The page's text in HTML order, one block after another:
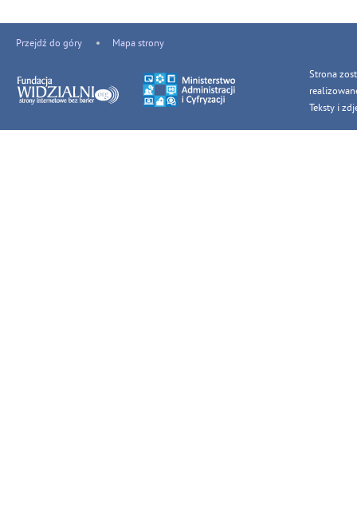
Przejdź do góry Mapa strony
Strona
Teksty i